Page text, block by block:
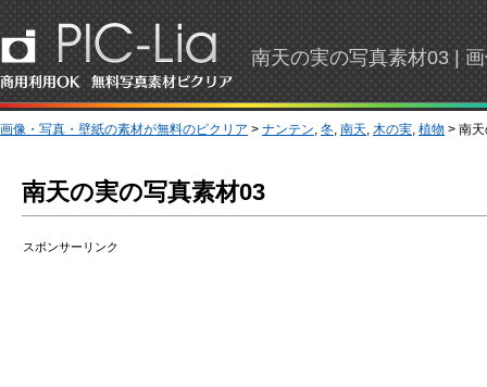
南天の実の写真素材03 |
画像・写真・壁紙の素材が無料のピクリア > ナンテン, 冬, 南天, 木の実, 植物 > 南
南天の実の写真素材03
スポンサーリンク